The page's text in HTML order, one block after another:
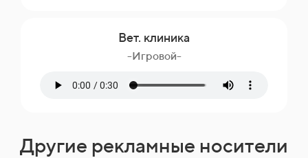
Вет. клиника
-Игровой-
Другие рекламные носители